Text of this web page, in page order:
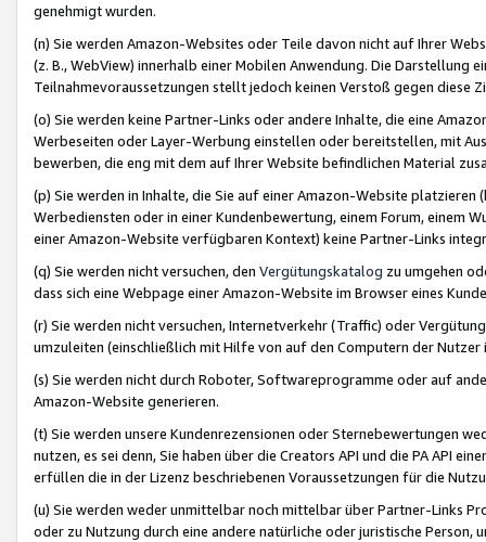
genehmigt wurden.
(n) Sie werden Amazon-Websites oder Teile davon nicht auf Ihrer
(z. B., WebView) innerhalb einer Mobilen Anwendung. Die Darstellung
Teilnahmevoraussetzungen stellt jedoch keinen Verstoß gegen diese
(o) Sie werden keine Partner-Links oder andere Inhalte, die eine
Werbeseiten oder Layer-Werbung einstellen oder bereitstellen, mit
bewerben, die eng mit dem auf Ihrer Website befindlichen Material
(p) Sie werden in Inhalte, die Sie auf einer Amazon-Website
Werbediensten oder in einer Kundenbewertung, einem Forum, einem
einer Amazon-Website verfügbaren Kontext) keine Partner-Links
(q) Sie werden nicht versuchen, den Vergütungskatalog zu umgehen
dass sich eine Webpage einer Amazon-Website im Browser eines
(r) Sie werden nicht versuchen, Internetverkehr (Traffic) oder
umzuleiten (einschließlich mit Hilfe von auf den Computern der
(s) Sie werden nicht durch Roboter, Softwareprogramme oder auf
Amazon-Website generieren.
(t) Sie werden unsere Kundenrezensionen oder Sternebewertungen
nutzen, es sei denn, Sie haben über die Creators API und die PA API
erfüllen die in der Lizenz beschriebenen Voraussetzungen für die
(u) Sie werden weder unmittelbar noch mittelbar über Partner-Links
oder zu Nutzung durch eine andere natürliche oder juristische